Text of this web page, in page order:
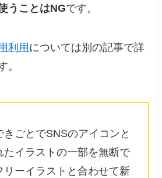
うことはNGです。
利用 については別の記事で詳
。
ごとでSNSのアイコンと
たイラストの一部を無断で
リーイラストと合わせて新